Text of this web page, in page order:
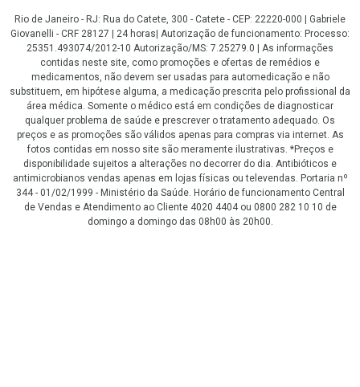
Rio de Janeiro - RJ: Rua do Catete, 300 - Catete - CEP: 22220-000 | Gabriele
Giovanelli - CRF 28127 | 24 horas| Autorização de funcionamento: Processo:
25351.493074/2012-10 Autorização/MS: 7.25279.0 | As informações
contidas neste site, como promoções e ofertas de remédios e
medicamentos, não devem ser usadas para automedicação e não
substituem, em hipótese alguma, a medicação prescrita pelo profissional da
área médica. Somente o médico está em condições de diagnosticar
qualquer problema de saúde e prescrever o tratamento adequado. Os
preços e as promoções são válidos apenas para compras via internet. As
fotos contidas em nosso site são meramente ilustrativas. *Preços e
disponibilidade sujeitos a alterações no decorrer do dia. Antibióticos e
antimicrobianos vendas apenas em lojas físicas ou televendas. Portaria nº
344 - 01/02/1999 - Ministério da Saúde. Horário de funcionamento Central
de Vendas e Atendimento ao Cliente 4020 4404 ou 0800 282 10 10 de
domingo a domingo das 08h00 às 20h00.